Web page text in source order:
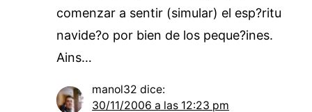
comenzar a sentir (simular) el esp?ritu
navide?o por bien de los peque?ines.
Ains…
manol32 dice:
30/11/2006 a las 12:23 pm